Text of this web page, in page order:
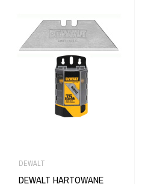
DEWALT
DEWALT HARTOWANE